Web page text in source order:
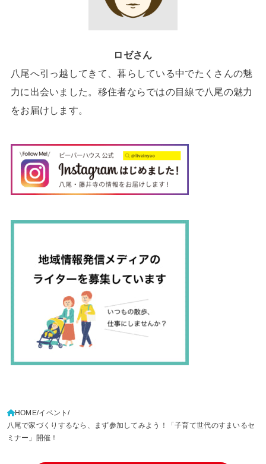
ロゼさん
八尾へ引っ越してきて、暮らしている中でたくさんの魅
力に出会いました。移住者ならではの目線で八尾の魅力
をお届けします。
HOME イベント
八尾で家づくりするなら、まず参加してみよう！「子育て世代のすまいるセ
ミナー」開催！